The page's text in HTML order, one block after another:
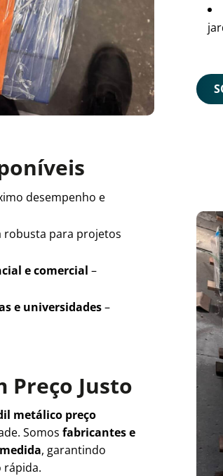
desempenho e
robusta para projetos
e comercial –
e universidades–
Preço Justo
metálico preço
Somosfabricantes e
, garantindo
rápida.